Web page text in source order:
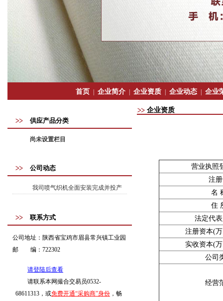
首页 企业简介 企业资质 企业动态 企业
供应产品分类
尚未设置栏目
公司动态
我司喷气织机全面安装完成并投产
联系方式
公司地址： 陕西省宝鸡市眉县常兴镇工业园
邮 编： 722302
请登陆后查看
请联系本网撮合交易员0532-
68611313，或免费开通“采购商”身份 ，畅
企业资质
营业执照
注
名
住
法定代
注册资本(
实收资本(
公司
经营